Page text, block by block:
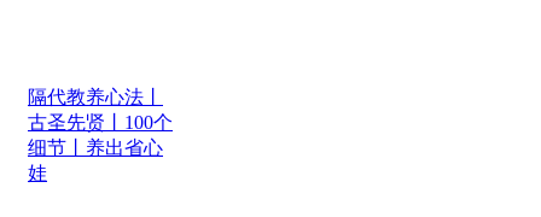
隔代教养心法丨
古圣先贤丨100个
细节丨养出省心
娃